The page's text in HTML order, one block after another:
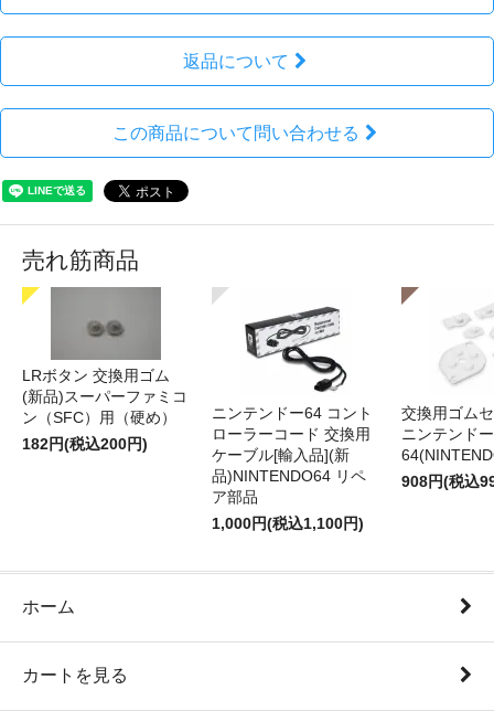
返品について
この商品について問い合わせる
売れ筋商品
LRボタン 交換用ゴム
(新品)スーパーファミコ
ン（SFC）用（硬め）
182円(税込200円)
ニンテンドー64 コント
ローラーコード 交換用
ケーブル[輸入品](新
品)NINTENDO64 リペ
ア部品
1,000円(税込1,100円)
交換用ゴム
ニンテンドー
908円(税込
ホーム
カートを見る